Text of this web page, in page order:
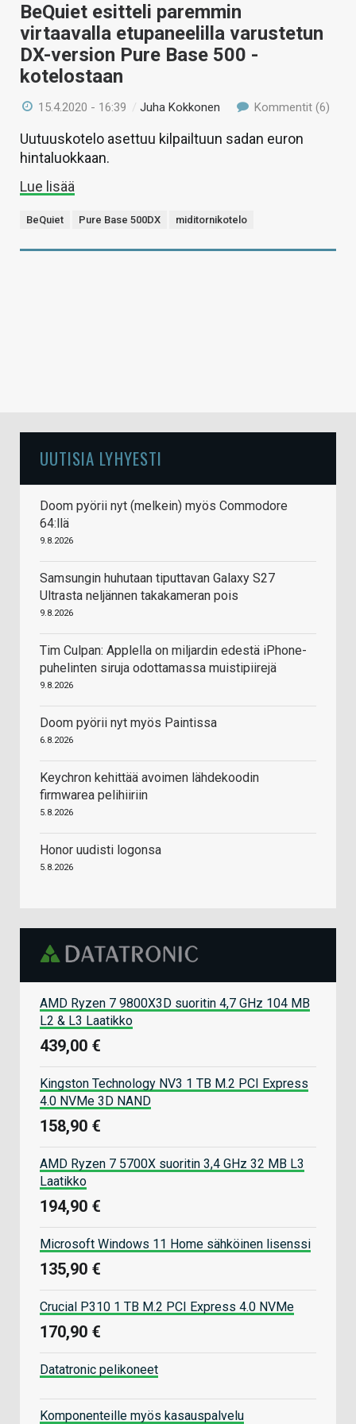
BeQuiet esitteli paremmin
virtaavalla etupaneelilla varustetun
DX-version Pure Base 500 -
kotelostaan
15.4.2020 - 16:39 /Juha Kokkonen Kommentit (6)
Uutuuskotelo asettuu kilpailtuun sadan euron
hintaluokkaan.
Lue lisää
BeQuiet Pure Base 500DX miditornikotelo
UUTISIA LYHYESTI
Doom pyörii nyt (melkein) myös Commodore
64:llä
9.8.2026
Samsungin huhutaan tiputtavan Galaxy S27
Ultrasta neljännen takakameran pois
9.8.2026
Tim Culpan: Applella on miljardin edestä iPhone-
puhelinten siruja odottamassa muistipiirejä
9.8.2026
Doom pyörii nyt myös Paintissa
6.8.2026
Keychron kehittää avoimen lähdekoodin
firmwarea pelihiiriin
5.8.2026
Honor uudisti logonsa
5.8.2026
AMD Ryzen 7 9800X3D suoritin 4,7 GHz 104 MB
L2 & L3 Laatikko
439,00 €
Kingston Technology NV3 1 TB M.2 PCI Express
4.0 NVMe 3D NAND
158,90 €
AMD Ryzen 7 5700X suoritin 3,4 GHz 32 MB L3
Laatikko
194,90 €
Microsoft Windows 11 Home sähköinen lisenssi
135,90 €
Crucial P310 1 TB M.2 PCI Express 4.0 NVMe
170,90 €
Datatronic pelikoneet
Komponenteille myös kasauspalvelu